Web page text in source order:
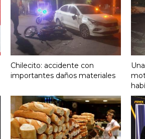
Chilecito: accidente con
importantes daños materiales